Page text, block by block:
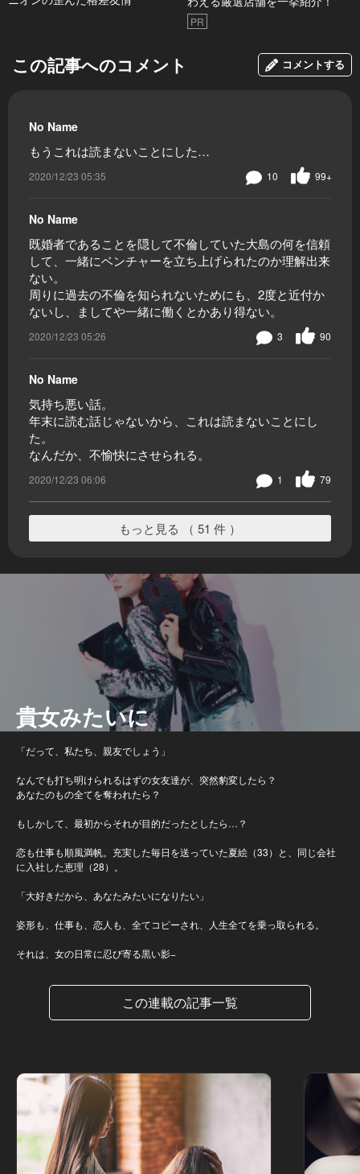
PR
この記事へのコメント コメントする
No Name
もうこれは読まないことにした…
2020/12/23 05:35 99+
10
No Name
既婚者であることを隠して不倫していた大島の何を信頼
して、一緒にベンチャーを立ち上げられたのか理解出来
ない。
周りに過去の不倫を知られないためにも、2度と近付か
ないし、ましてや一緒に働くとかあり得ない。
2020/12/23 05:26 90
3
No Name
気持ち悪い話。
年末に読む話じゃないから、これは読まないことにし
た。
なんだか、不愉快にさせられる。
2020/12/23 06:06 79
1
もっと見る （ 51 件 ）
貴女みたいに
「だって、私たち、親友でしょう」
なんでも打ち明けられるはずの女友達が、突然豹変したら？
あなたのもの全てを奪われたら？
もしかして、最初からそれが目的だったとしたら…？
恋も仕事も順風満帆。充実した毎日を送っていた夏絵（33）と、同じ会社
に入社した恵理（28）。
「大好きだから、あなたみたいになりたい」
姿形も、仕事も、恋人も、全てコピーされ、人生全てを乗っ取られる。
それは、女の日常に忍び寄る黒い影−
この連載の記事一覧